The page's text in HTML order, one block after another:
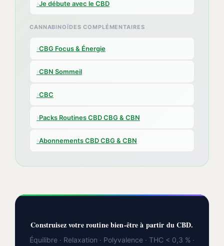
›Je débute avec le CBD
CANNABINOÏDES COMPLÉMENTAIRES
›CBG Focus & Énergie
›CBN Sommeil
›CBC
›Packs Routines CBD CBG & CBN
›Abonnements CBD CBG & CBN
Construisez votre routine bien-être à partir du CBD.
Équilibre · Relaxation · Polyvalence · THC < 0,3 % ·